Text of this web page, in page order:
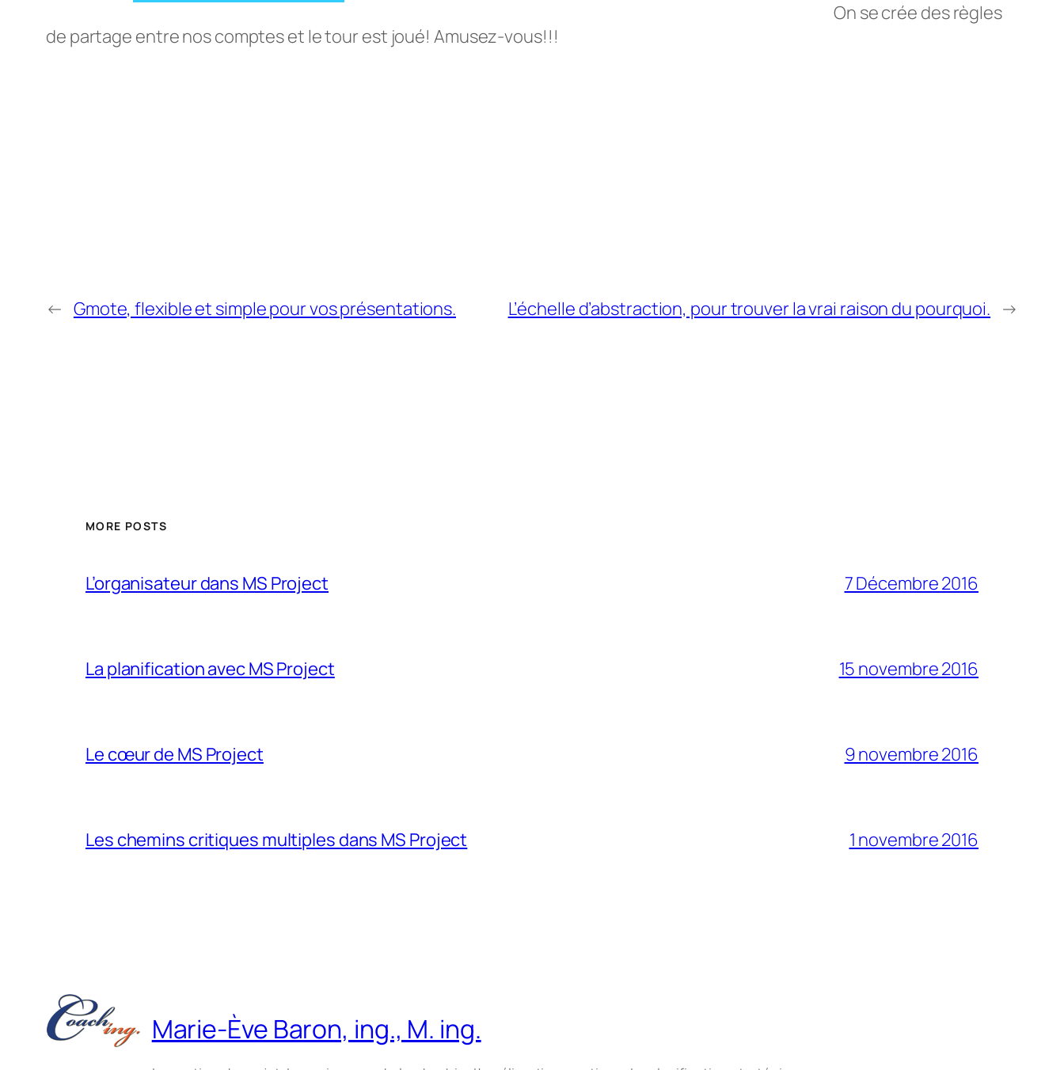
On se crée des règles
de partage entre nos comptes et le tour est joué! Amusez-vous!!!
← Gmote, flexible et simple pour vos présentations. L’échelle d’abstraction, pour trouver la vrai raison du pourquoi. →
MORE POSTS
L’organisateur dans MS Project 7 Décembre 2016
La planification avec MS Project 15 novembre 2016
Le cœur de MS Project 9 novembre 2016
Les chemins critiques multiples dans MS Project 1 novembre 2016
Marie-Ève Baron, ing., M. ing.